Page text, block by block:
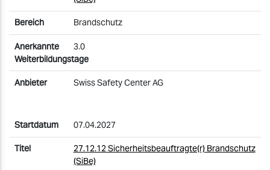
Brandschutz
3.0
Swiss Safety Center AG
07.04.2027
27.12.12 Sicherheitsbeauftragte(r) Brandschutz
(SiBe)